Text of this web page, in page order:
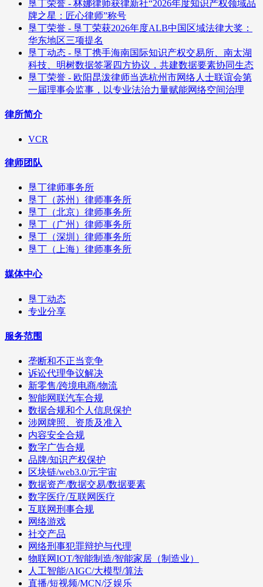
垦丁荣誉 - 林娜律师获律新社“2026年度知识产权领域品
牌之星：匠心律师”称号
垦丁荣誉 - 垦丁荣获2026年度ALB中国区域法律大奖：
华东地区三项提名
垦丁动态 - 垦丁携手海南国际知识产权交易所、南太湖
科技、明树数据签署四方协议，共建数据要素协同生态
垦丁荣誉 - 欧阳昆泼律师当选杭州市网络人士联谊会第
一届理事会监事，以专业法治力量赋能网络空间治理
律所简介
VCR
律师团队
垦丁律师事务所
垦丁（苏州）律师事务所
垦丁（北京）律师事务所
垦丁（广州）律师事务所
垦丁（深圳）律师事务所
垦丁（上海）律师事务所
媒体中心
垦丁动态
专业分享
服务范围
垄断和不正当竞争
诉讼代理争议解决
新零售/跨境电商/物流
智能网联汽车合规
数据合规和个人信息保护
涉网牌照、资质及准入
内容安全合规
数字广告合规
品牌/知识产权保护
区块链/web3.0/元宇宙
数据资产/数据交易/数据要素
数字医疗/互联网医疗
互联网刑事合规
网络游戏
社交产品
网络刑事犯罪辩护与代理
物联网IOT/智能制造/智能家居（制造业）
人工智能/AIGC/大模型/算法
直播/短视频/MCN/泛娱乐